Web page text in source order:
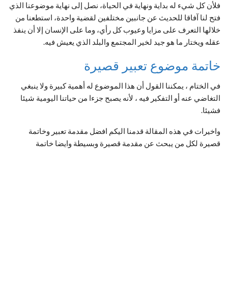
فلأن كل شيء له بداية ونهاية في الحياة، نصل إلى نهاية موضوعنا الذي
فتح لنا آفاقا للحديث عن جانبين مختلفين لقضية واحدة، استطعنا من
خلالها التعرف على مزايا وعيوب كل رأي، وما على الإنسان إلا أن ينفذ
عقله ويختار ما هو جيد لخير المجتمع والبلد الذي يعيش فيه.
خاتمة موضوع تعبير قصيرة
في الختام ، يمكننا القول أن هذا الموضوع له أهمية كبيرة ولا ينبغي
التغاضي عنه أو التفكير فيه ، لأنه يصبح جزءا من حياتنا اليومية شيئا
فشيئا.
واخيرات في هذه المقالة قدمنا اليكم افضل مقدمة تعبير وخاتمة
قصيرة لكل من يبحث عن مقدمة قصيرة وبسيطة وايضا خاتمة